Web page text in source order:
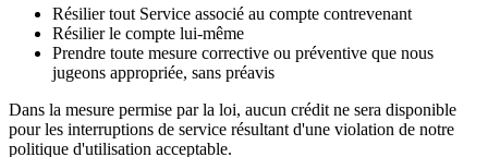
Résilier tout Service associé au compte contrevenant
Résilier le compte lui-même
Prendre toute mesure corrective ou préventive que nous
jugeons appropriée, sans préavis
Dans la mesure permise par la loi, aucun crédit ne sera disponible
pour les interruptions de service résultant d'une violation de notre
politique d'utilisation acceptable.